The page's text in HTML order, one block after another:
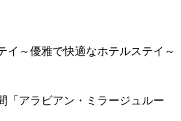
イ～優雅で快適なホテルステイ～
「アラビアン・ミラージュルー